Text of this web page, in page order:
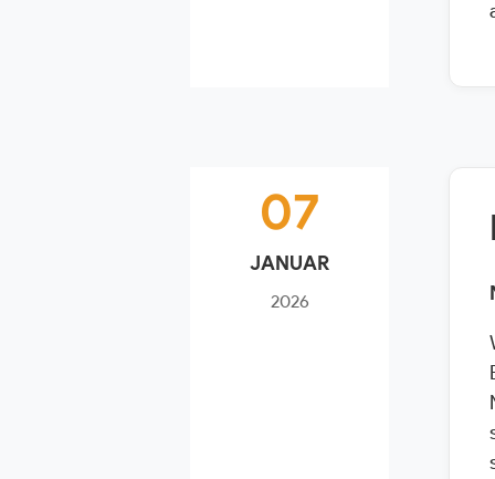
07
JANUAR
2026